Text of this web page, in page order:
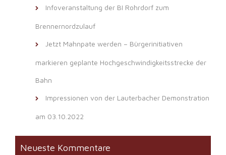
Infoveranstaltung der BI Rohrdorf zum
Brennernordzulauf
Jetzt Mahnpate werden – Bürgerinitiativen
markieren geplante Hochgeschwindigkeitsstrecke der
Bahn
Impressionen von der Lauterbacher Demonstration
am 03.10.2022
Neueste Kommentare